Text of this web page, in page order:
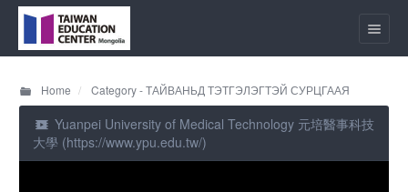
Home Category - ТАЙВАНЬД ТЭТГЭЛЭГТЭЙ СУРЦГААЯ
Yuanpei University of Medical Technology 元培醫事科技
大學 (https://www.ypu.edu.tw/)